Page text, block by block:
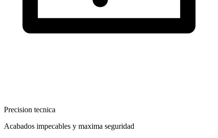
Precision tecnica
Acabados impecables y maxima seguridad